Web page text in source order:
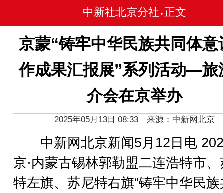
中新社北京分社 • 正文
京蒙“铸牢中华民族共同体意
作成果汇报展”系列活动—旅
介会在京举办
2025年05月13日 08:33 来源：中新网北京
中新网北京新闻5月12日电
京·内蒙古锡林郭勒盟二连浩特市
特左旗、苏尼特右旗“铸牢中华民